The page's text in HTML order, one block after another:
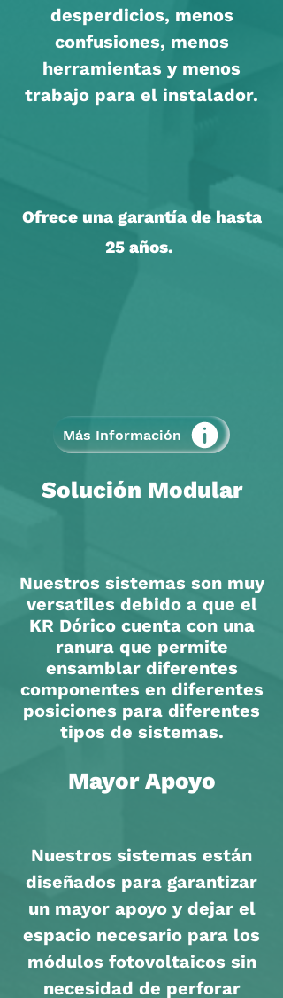
desperdicios, menos
confusiones, menos
herramientas y menos
trabajo para el instalador.
Ofrece una garantía de hasta
25 años.
Más Información
Solución Modular
Nuestros sistemas son muy
versatiles debido a que el
KR Dórico cuenta con una
ranura que permite
ensamblar diferentes
componentes en diferentes
posiciones para diferentes
tipos de sistemas.
Mayor Apoyo
Nuestros sistemas están
diseñados para garantizar
un mayor apoyo y dejar el
espacio necesario para los
módulos fotovoltaicos sin
necesidad de perforar